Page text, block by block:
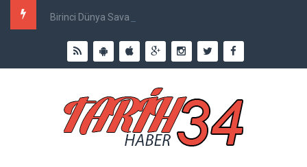
Birinci Dünya Savaşı`nda Ne Kadar İnsan Öldü?